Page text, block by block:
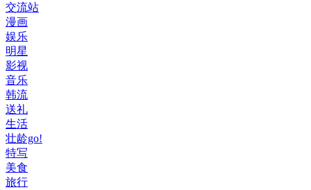
交流站
漫画
娱乐
明星
影视
音乐
韩流
送礼
生活
壮龄go!
特写
美食
旅行